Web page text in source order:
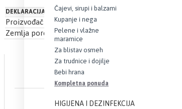
Čajevi, sirupi i balzami
Kupanje i nega
Pelene i vlažne
maramice
Za blistav osmeh
Za trudnice i dojilje
Bebi hrana
Kompletna ponuda
HIGIJENA I DEZINFEKCIJA
DEKLARACIJA
Proizvođač
AU Benu
Zemlja porekla Srbija
ONLINE PODRŠKA